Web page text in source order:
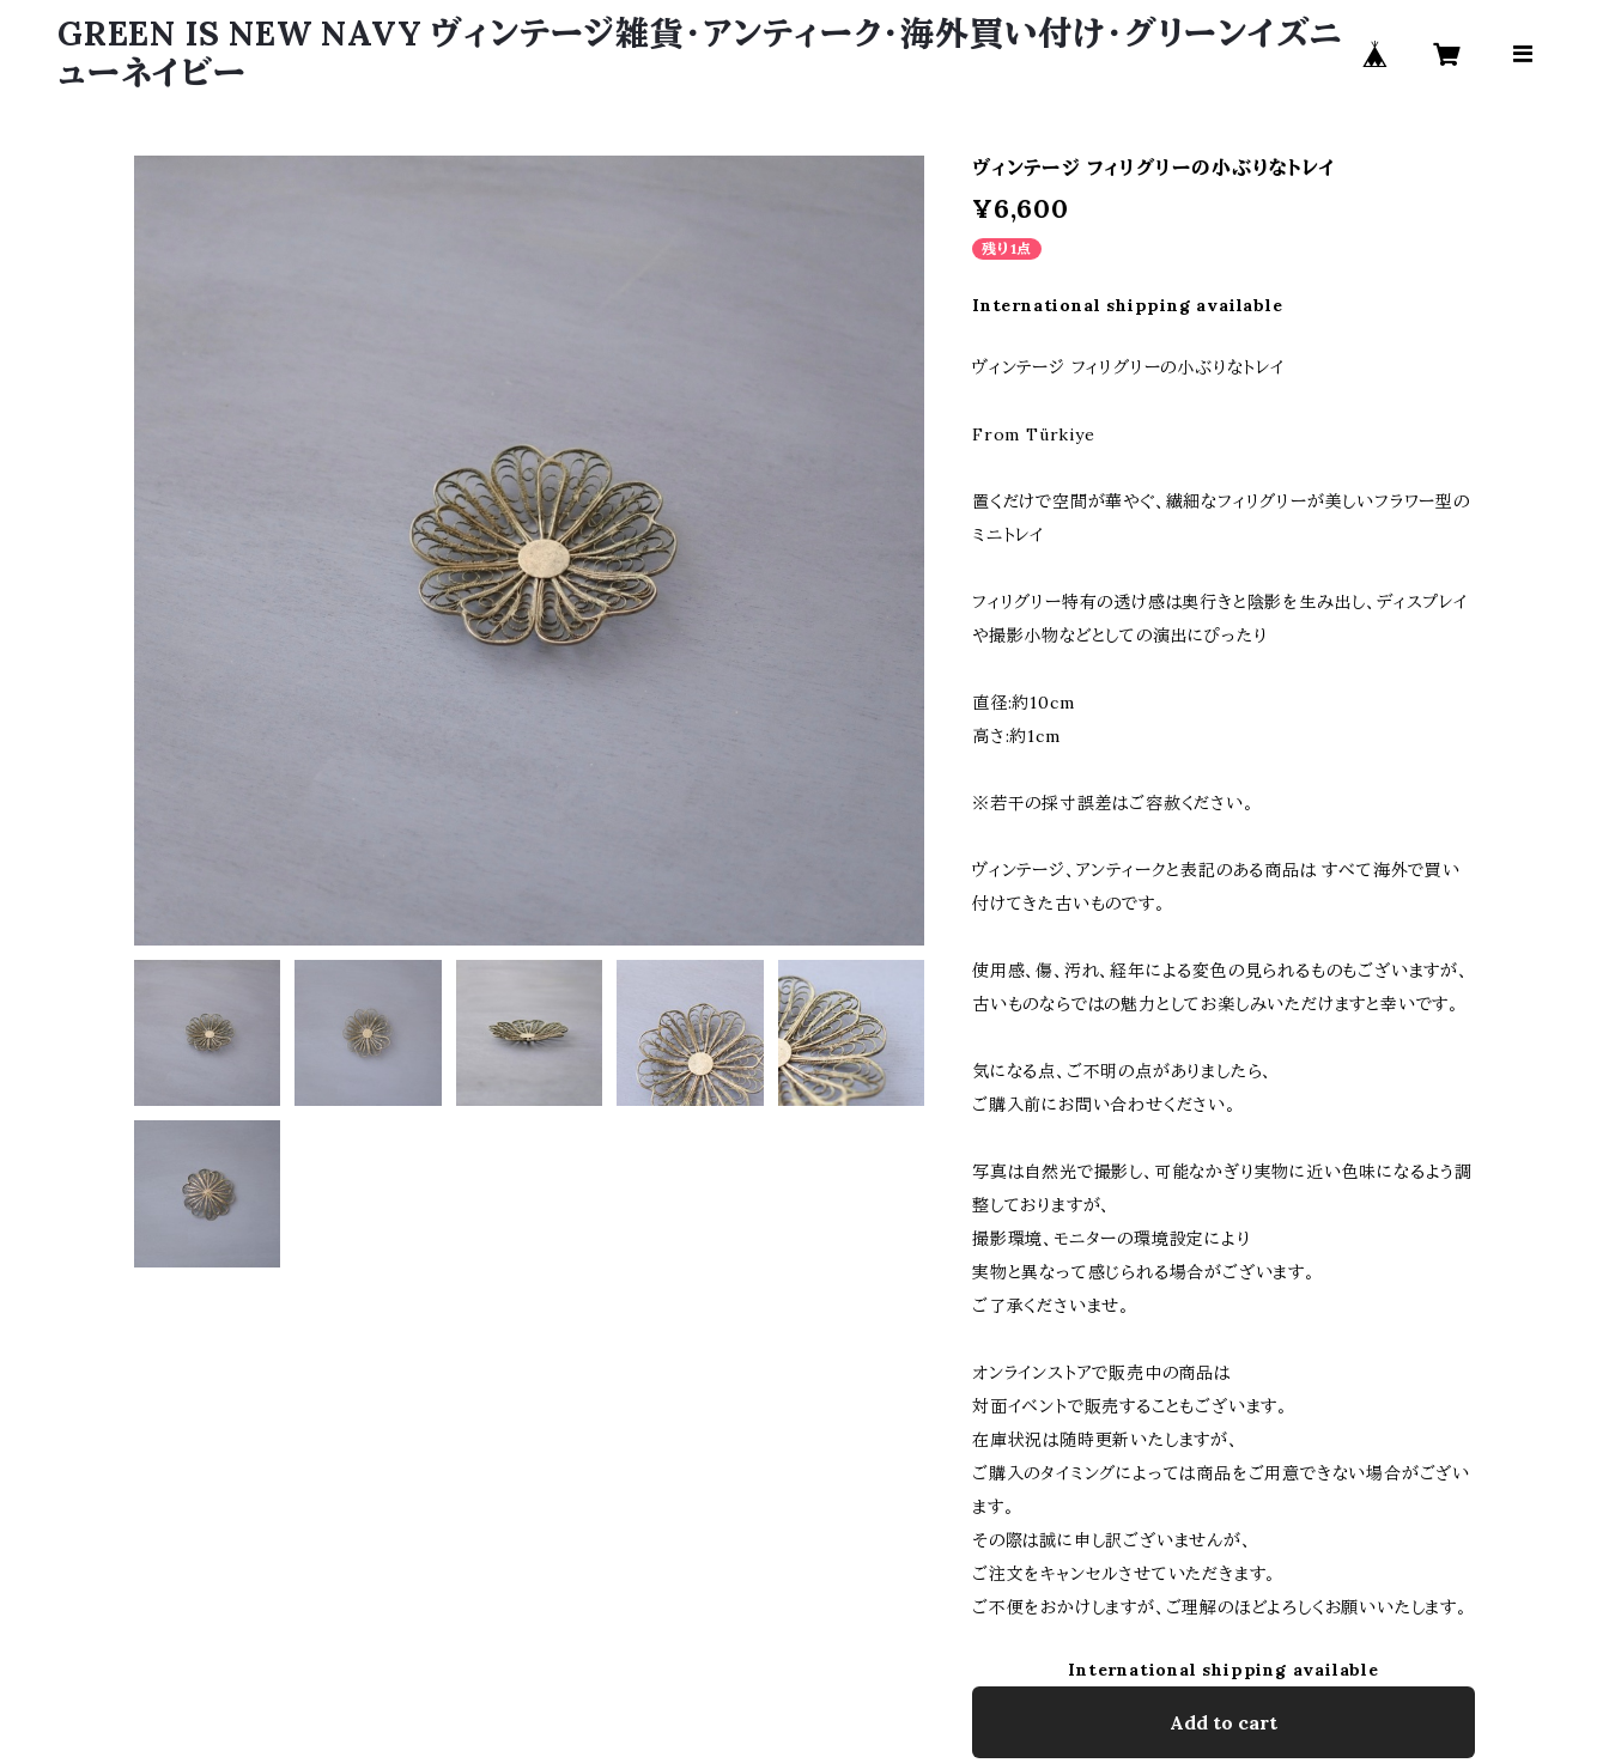
GREEN IS NEW NAVY ヴィンテージ雑貨・アンティーク・海外買い付け・グリーンイズニ
ューネイビー
ヴィンテージ フィリグリーの小ぶりなトレイ
¥6,600
残り1点
International shipping available
ヴィンテージ フィリグリーの小ぶりなトレイ
From Türkiye
置くだけで空間が華やぐ、繊細なフィリグリーが美しいフラワー型の
ミニトレイ
フィリグリー特有の透け感は奥行きと陰影を生み出し、ディスプレイ
や撮影小物などとしての演出にぴったり
直径:約10cm
高さ:約1cm
※若干の採寸誤差はご容赦ください。
ヴィンテージ、アンティークと表記のある商品は すべて海外で買い
付けてきた古いものです。
使用感、傷、汚れ、経年による変色の見られるものもございますが、
古いものならではの魅力としてお楽しみいただけますと幸いです。
気になる点、ご不明の点がありましたら、
ご購入前にお問い合わせください。
写真は自然光で撮影し、可能なかぎり実物に近い色味になるよう調
整しておりますが、
撮影環境、モニターの環境設定により
実物と異なって感じられる場合がございます。
ご了承くださいませ。
オンラインストアで販売中の商品は
対面イベントで販売することもございます。
在庫状況は随時更新いたしますが、
ご購入のタイミングによっては商品をご用意できない場合がござい
ます。
その際は誠に申し訳ございませんが、
ご注文をキャンセルさせていただきます。
ご不便をおかけしますが、ご理解のほどよろしくお願いいたします。
International shipping available
Add to cart